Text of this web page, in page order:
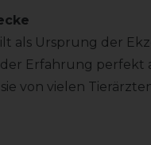
als Ursprung der
Erfahrung
von vielen